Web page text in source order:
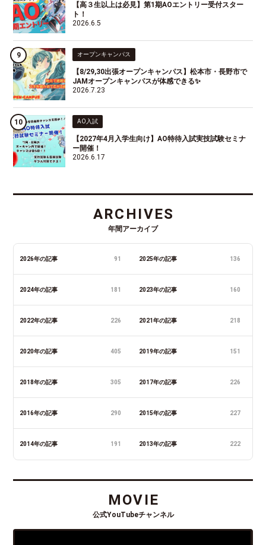
【高３生以上は必見】第1期AOエントリー受付スター
ト！
2026.6.5
オープンキャンパス
【8/29,30出張オープンキャンパス】松本市・長野市で
JAMオープンキャンパスが体感できる✨
2026.7.23
AO入試
【2027年4月入学生向け】AO特待入試実技試験セミナ
ー開催！
2026.6.17
ARCHIVES
年間アーカイブ
2026年の記事 91 2025年の記事 136
2024年の記事 181 2023年の記事 160
2022年の記事 226 2021年の記事 218
2020年の記事 405 2019年の記事 151
2018年の記事 305 2017年の記事 226
2016年の記事 290 2015年の記事 227
2014年の記事 191 2013年の記事 222
MOVIE
公式YouTubeチャンネル